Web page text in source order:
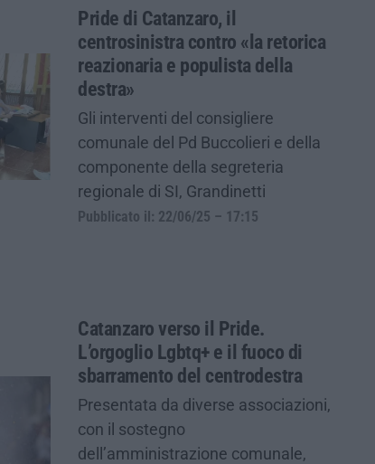
Pride di Catanzaro, il
centrosinistra contro «la retorica
reazionaria e populista della
destra»
Gli interventi del consigliere
comunale del Pd Buccolieri e della
componente della segreteria
regionale di SI, Grandinetti
Pubblicato il: 22/06/25 – 17:15
Catanzaro verso il Pride.
L’orgoglio Lgbtq+ e il fuoco di
sbarramento del centrodestra
Presentata da diverse associazioni,
con il sostegno
dell’amministrazione comunale,